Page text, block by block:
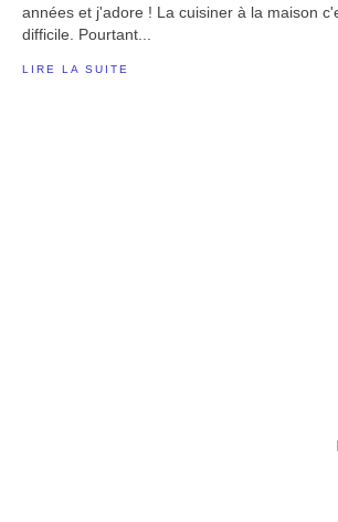
années et j'adore ! La cuisiner à la maison
difficile. Pourtant...
LIRE LA SUITE